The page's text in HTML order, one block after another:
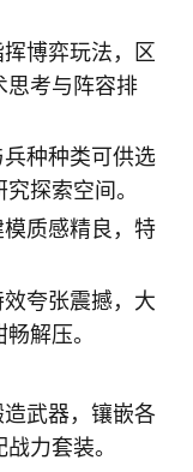
博弈玩法，区
思考与阵容排
种种类可供选
探索空间。
质感精良，特
夸张震撼，大
解压。
武器，镶嵌各
力套装。